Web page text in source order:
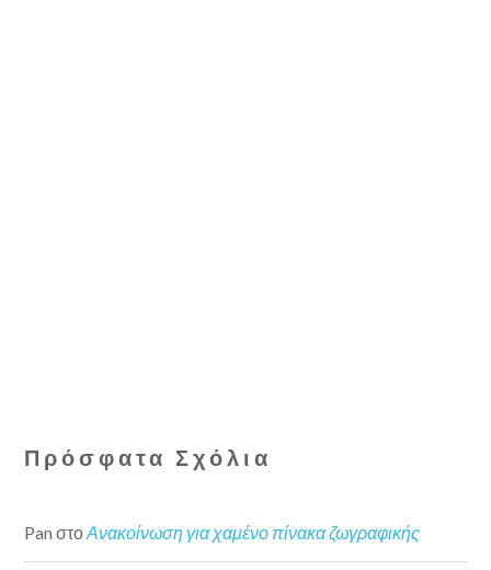
Πρόσφατα Σχόλια
Pan στοΑνακοίνωση για χαμένο πίνακα ζωγραφικής